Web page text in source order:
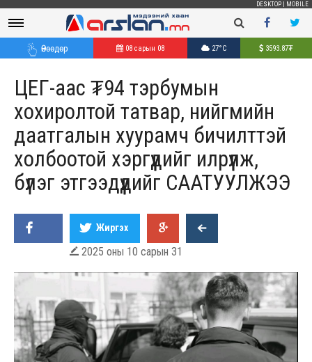
DESKTOP MOBILE
Өнөөдөр 08 сарын 08 27°C 3593.87₮
ЦЕГ-аас ₮94 тэрбумын
хохиролтой татвар, нийгмийн
даатгалын хуурамч бичилттэй
холбоотой хэргүүдийг илрүүлж,
бүлэг этгээдүүдийг СААТУУЛЖЭЭ
Жиргэх
 2025 оны 10 сарын 31